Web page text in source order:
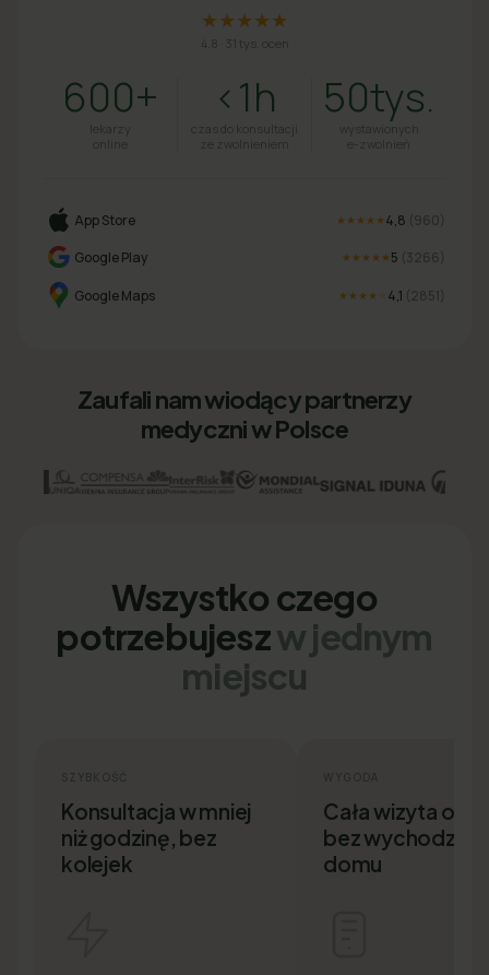
★★★★★
4.8 31 tys. ocen
600+
lekarzy
online
<1h
czas do konsultacji
ze zwolnieniem
50tys.
wystawionych
e-zwolnień
App Store ★★★★★ 4,8 (960
Google Play
★★★★★ 5 (3266
Google Maps ★★★★ 4,1 (2851
Zaufali nam wiodący partnerzy
medyczni w Polsce
Wszystko czego
potrzebujeszw jednym
miejscu
SZYBKOŚĆ
Konsultacja w mniej
niż godzinę, bez
kolejek
WYGODA
Cała wizyta
bez
domu